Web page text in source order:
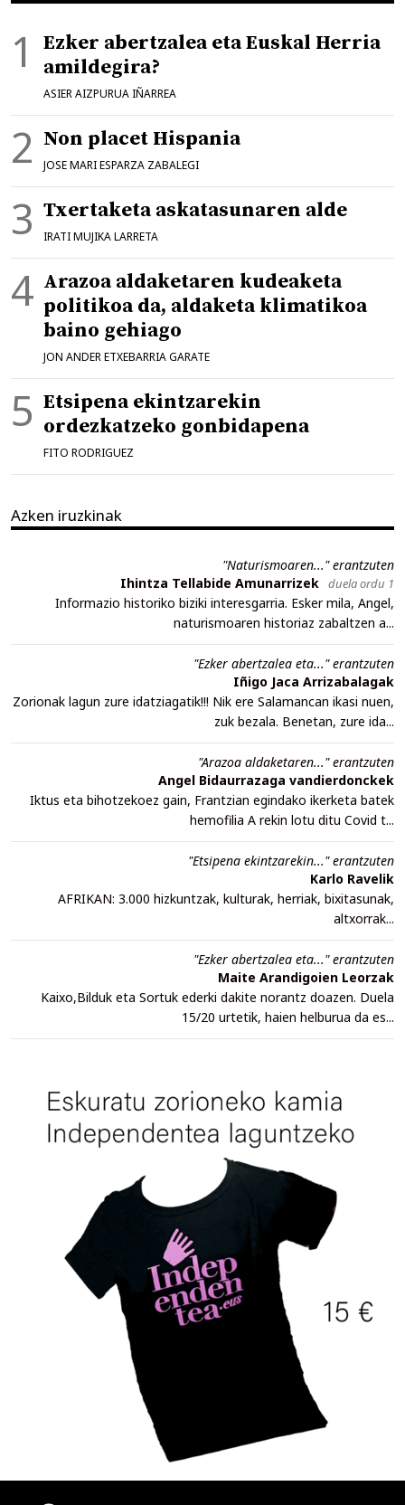
Ezker abertzalea eta Euskal Herria
amildegira?
ASIER AIZPURUA IÑARREA
Non placet Hispania
JOSE MARI ESPARZA ZABALEGI
Txertaketa askatasunaren alde
IRATI MUJIKA LARRETA
Arazoa aldaketaren kudeaketa
politikoa da, aldaketa klimatikoa
baino gehiago
JON ANDER ETXEBARRIA GARATE
Etsipena ekintzarekin
ordezkatzeko gonbidapena
FITO RODRIGUEZ
Azken iruzkinak
"Naturismoaren..." erantzuten
Ihintza Tellabide Amunarrizek duela ordu 1
Informazio historiko biziki interesgarria. Esker mila, Angel,
naturismoaren historiaz zabaltzen a...
"Ezker abertzalea eta..." erantzuten
Iñigo Jaca Arrizabalagak
Zorionak lagun zure idatziagatik!!! Nik ere Salamancan ikasi nuen,
zuk bezala. Benetan, zure ida...
"Arazoa aldaketaren..." erantzuten
Angel Bidaurrazaga vandierdonckek
Iktus eta bihotzekoez gain, Frantzian egindako ikerketa batek
hemofilia A rekin lotu ditu Covid t...
"Etsipena ekintzarekin..." erantzuten
Karlo Ravelik
AFRIKAN: 3.000 hizkuntzak, kulturak, herriak, bixitasunak,
altxorrak...
"Ezker abertzalea eta..." erantzuten
Maite Arandigoien Leorzak
Kaixo,Bilduk eta Sortuk ederki dakite norantz doazen. Duela
15/20 urtetik, haien helburua da es...